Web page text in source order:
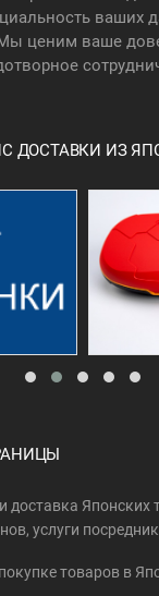
ваших
ценим ваше
ДОСТАВКИ ИЗ
доставка Японских
услуги
товаров в